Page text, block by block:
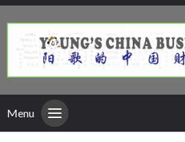
Menu